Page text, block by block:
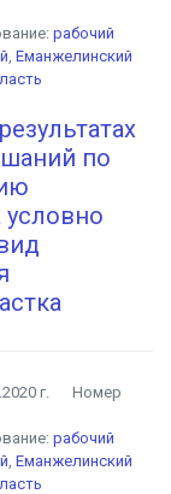
рабочий
,Еманжелинский
по
г.
Номер
рабочий
,Еманжелинский